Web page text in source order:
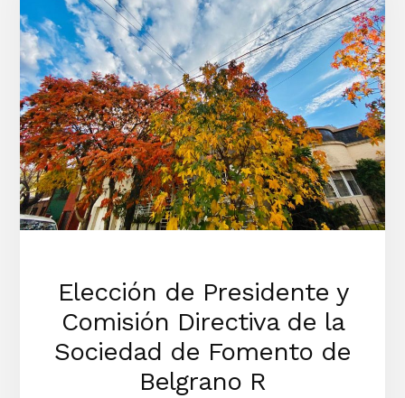
OBRAS
EN
LAS
VIAS
Elección de Presidente y
Comisión Directiva de la
Sociedad de Fomento de
Belgrano R